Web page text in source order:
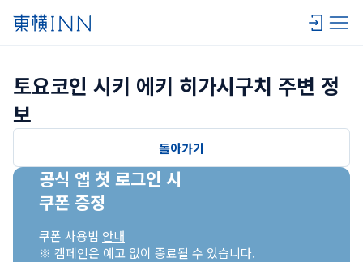
토요코인 시키 에키 히가시구치 주변 정
보
돌아가기
공식 앱 첫 로그인 시
쿠폰 증정
쿠폰 사용법 안내
※ 캠페인은 예고 없이 종료될 수 있습니다.